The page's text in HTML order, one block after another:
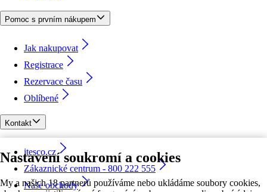
Nastavení soukromí a cookies
My a našich 18 partnerů používáme nebo ukládáme soubory cookies,
Pomoc s prvním nákupem
Jak nakupovat
Registrace
Rezervace času
Oblíbené
Kontakt
itesco.cz
Zákaznické centrum - 800 222 555
Naše obchody